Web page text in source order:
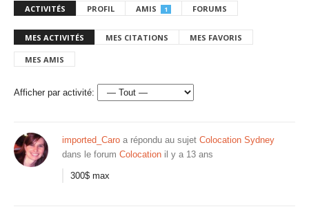
ACTIVITÉS PROFIL AMIS 1 FORUMS
MES ACTIVITÉS MES CITATIONS MES FAVORIS
MES AMIS
Afficher par activité:
imported_Caro a répondu au sujet Colocation Sydney
dans le forum Colocation il y a 13 ans
300$ max